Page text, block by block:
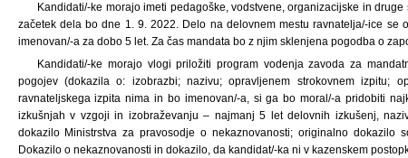
Kandidati/-ke morajo imeti pedagoške, vodstvene, organizacijske in
začetek dela bo dne 1. 9. 2022. Delo na delovnem mestu ravnatelja/-ice se
imenovan/-a za dobo 5 let. Za čas mandata bo z njim sklenjena pogodba o
Kandidati/-ke morajo vlogi priložiti program vodenja zavoda za
pogojev (dokazila o: izobrazbi; nazivu; opravljenem strokovnem izpitu;
ravnateljskega izpita nima in bo imenovan/-a, si ga bo moral/-a pridobiti
izkušnjah v vzgoji in izobraževanju – najmanj 5 let delovnih izkušenj,
dokazilo Ministrstva za pravosodje o nekaznovanosti; originalno dokazilo
Dokazilo o nekaznovanosti in dokazilo, da kandidat/-ka ni v kazenskem